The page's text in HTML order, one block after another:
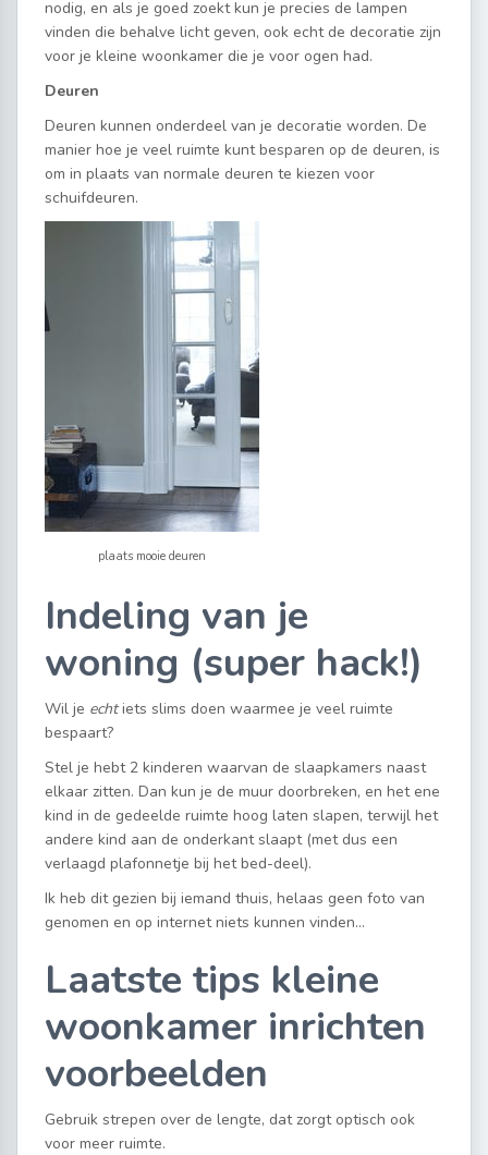
nodig, en als je goed zoekt kun je precies de lampen
vinden die behalve licht geven, ook echt de decoratie zijn
voor je kleine woonkamer die je voor ogen had.
Deuren
Deuren kunnen onderdeel van je decoratie worden. De
manier hoe je veel ruimte kunt besparen op de deuren, is
om in plaats van normale deuren te kiezen voor
schuifdeuren.
plaats mooie deuren
Indeling van je
woning (super hack!)
Wil je echtiets slims doen waarmee je veel ruimte
bespaart?
Stel je hebt 2 kinderen waarvan de slaapkamers naast
elkaar zitten. Dan kun je de muur doorbreken, en het ene
kind in de gedeelde ruimte hoog laten slapen, terwijl het
andere kind aan de onderkant slaapt (met dus een
verlaagd plafonnetje bij het bed-deel).
Ik heb dit gezien bij iemand thuis, helaas geen foto van
genomen en op internet niets kunnen vinden…
Laatste tips kleine
woonkamer inrichten
voorbeelden
Gebruik strepen over de lengte, dat zorgt optisch ook
voor meer ruimte.